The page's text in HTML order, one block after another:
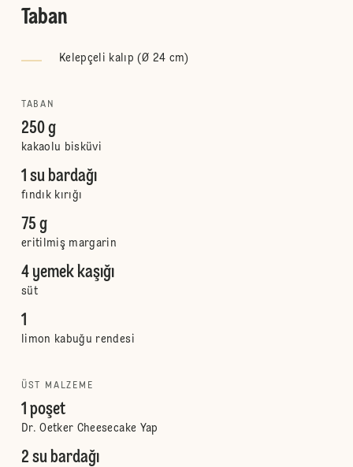
Taban
Kelepçeli kalıp (Ø 24 cm)
TABAN
250 g
kakaolu bisküvi
1 su bardağı
fındık kırığı
75 g
eritilmiş margarin
4 yemek kaşığı
süt
1
limon kabuğu rendesi
ÜST MALZEME
1 poşet
Dr. Oetker Cheesecake Yap
2 su bardağı